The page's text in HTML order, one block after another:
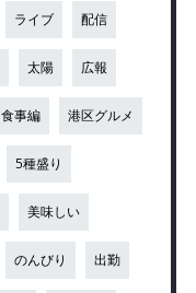
ライブ 配信
太陽 広報
食事編 港区グルメ
5種盛り
美味しい
のんびり 出勤